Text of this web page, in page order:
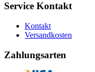
Service Kontakt
Kontakt
Versandkosten
Zahlungsarten